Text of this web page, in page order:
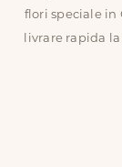
flori speciale in
livrare rapida